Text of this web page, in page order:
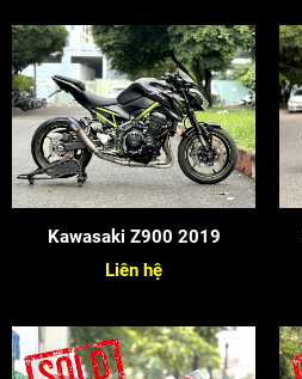
Kawasaki Z900 2019
Liên hệ